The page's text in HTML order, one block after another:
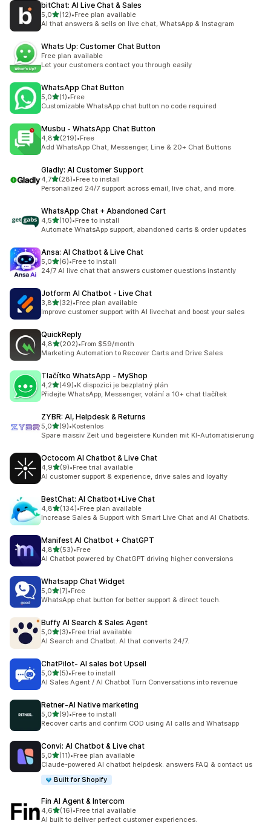
bitChat: AI Live Chat & Sales
5,0z 5 hvězd
(12)
Celkový počet recenzí: 12
•Free plan available
AI that answers & sells on live chat, WhatsApp & Instagram
Whats Up: Customer Chat Button
Free plan available
Let your customers contact you through easily
WhatsApp Chat Button
5,0z 5 hvězd
(1)
Celkový počet recenzí: 1
•Free
Customizable WhatsApp chat button no code required
Musbu ‑ WhatsApp Chat Button
4,8z 5 hvězd
(219)
Celkový počet recenzí: 219
•Free
Add WhatsApp Chat, Messenger, Line & 20+ Chat Buttons
Gladly: AI Customer Support
4,7z 5 hvězd
(28)
Celkový počet recenzí: 28
•Free to install
Personalized 24/7 support across email, live chat, and more.
WhatsApp Chat + Abandoned Cart
4,5z 5 hvězd
(10)
Celkový počet recenzí: 10
•Free to install
Automate WhatsApp support, abandoned carts & order updates
Ansa: AI Chatbot & Live Chat
5,0z 5 hvězd
(6)
Celkový počet recenzí: 6
•Free to install
24/7 AI live chat that answers customer questions instantly
Jotform AI Chatbot ‑ Live Chat
3,8z 5 hvězd
(32)
Celkový počet recenzí: 32
•Free plan available
Improve customer support with AI livechat and boost your sales
QuickReply
4,8z 5 hvězd
(202)
Celkový počet recenzí: 202
•From $59/month
Marketing Automation to Recover Carts and Drive Sales
Tlačítko WhatsApp ‑ MyShop
4,2z 5 hvězd
(49)
Celkový počet recenzí: 49
•K dispozici je bezplatný plán
Přidejte WhatsApp, Messenger, volání a 10+ chat tlačítek
ZYBR: AI, Helpdesk & Returns
5,0z 5 hvězd
(9)
Celkový počet recenzí: 9
•Kostenlos
Spare massiv Zeit und begeistere Kunden mit KI-Automatisierung
Octocom AI Chatbot & Live Chat
4,9z 5 hvězd
(9)
Celkový počet recenzí: 9
•Free trial available
AI customer support & experience, drive sales and loyalty
BestChat: AI Chatbot+Live Chat
4,8z 5 hvězd
(134)
Celkový počet recenzí: 134
•Free plan available
Increase Sales & Support with Smart Live Chat and AI Chatbots.
Manifest AI Chatbot + ChatGPT
4,8z 5 hvězd
(53)
Celkový počet recenzí: 53
•Free
AI Chatbot powered by ChatGPT driving higher conversions
Whatsapp Chat Widget
5,0z 5 hvězd
(7)
Celkový počet recenzí: 7
•Free
WhatsApp chat button for better support & direct touch.
Buffy AI Search & Sales Agent
5,0z 5 hvězd
(3)
Celkový počet recenzí: 3
•Free trial available
AI Search and Chatbot. AI that converts 24/7.
ChatPilot‑ AI sales bot Upsell
5,0z 5 hvězd
(5)
Celkový počet recenzí: 5
•Free to install
AI Sales Agent / AI Chatbot Turn Conversations into revenue
Retner‑AI Native marketing
5,0z 5 hvězd
(9)
Celkový počet recenzí: 9
•Free to install
Recover carts and confirm COD using AI calls and Whatsapp
Convi: AI Chatbot & Live chat
5,0z 5 hvězd
(11)
Celkový počet recenzí: 11
•Free plan available
Claude-powered AI chatbot helpdesk. answers FAQ & contact us
Built for Shopify
Fin AI Agent & Intercom
4,6z 5 hvězd
(16)
Celkový počet recenzí: 16
•Free trial available
AI built to deliver perfect customer experiences.